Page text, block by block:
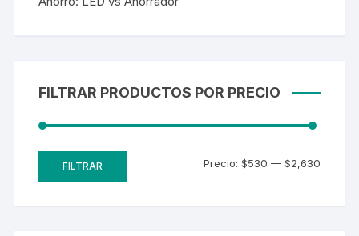
FILTRAR PRODUCTOS POR PRECIO
FILTRAR Precio: $530 — $2,630